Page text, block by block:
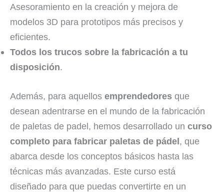
Asesoramiento en la creación y mejora de
modelos 3D para prototipos más precisos y
eficientes.
Todos los trucos sobre la fabricación a tu
disposición.
Además, para aquellos emprendedores que
desean adentrarse en el mundo de la fabricación
de paletas de padel, hemos desarrollado un curso
completo para fabricar paletas de pádel, que
abarca desde los conceptos básicos hasta las
técnicas más avanzadas. Este curso está
diseñado para que puedas convertirte en un